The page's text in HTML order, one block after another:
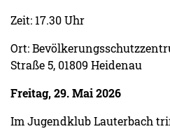
Zeit: 17.30 Uhr
Ort:
Straße 5, 01809 Heidenau
Freitag, 29. Mai 2026
Im Jugendklub Lauterbach